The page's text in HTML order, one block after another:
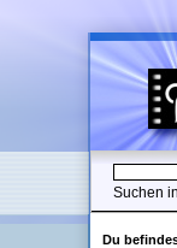
Suchen in
Du